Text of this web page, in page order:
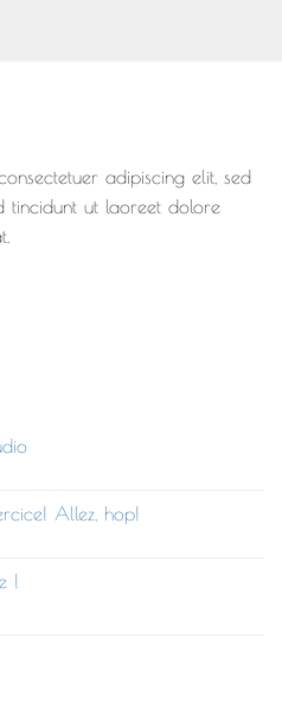
adipiscing elit, sed
tincidunt ut laoreet dolore
Allez, hop!
!